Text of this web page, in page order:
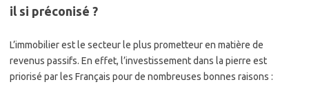
il si préconisé ?
L’immobilier est le secteur le plus prometteur en matière de
revenus passifs. En effet, l’investissement dans la pierre est
priorisé par les Français pour de nombreuses bonnes raisons :